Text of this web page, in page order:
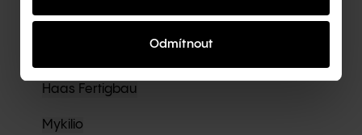
Odmítnout
RD Rýmařov
Haas Fertigbau
Mykilio